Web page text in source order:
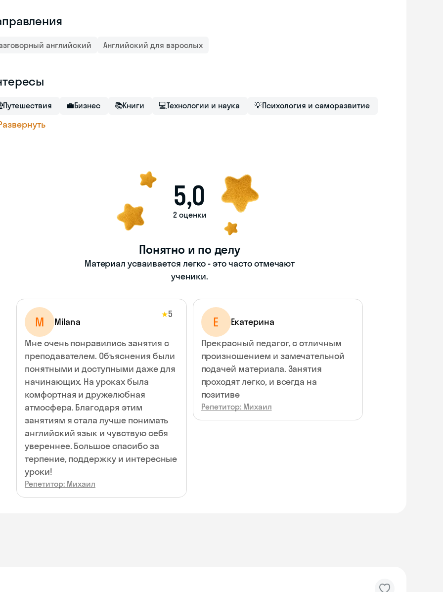
английский Английский для взрослых
Путешествия 💼Бизнес 📚Книги 💻Технологии и наука 💡Психология и саморазвитие
5,0
2 оценки
Понятно и по делу
Материал усваивается легко - это часто отмечают
ученики.
M Milana
★5
Мне очень понравились занятия с
преподавателем. Объяснения были
понятными и доступными даже для
начинающих. На уроках была
комфортная и дружелюбная
атмосфера. Благодаря этим
занятиям я стала лучше понимать
английский язык и чувствую себя
увереннее. Большое спасибо за
терпение, поддержку и интересные
уроки!
Репетитор: Михаил
Е
Екатерина
Прекрасный педагог, с отличным
произношением и замечательной
подачей материала. Занятия
проходят легко, и всегда на
позитиве
Репетитор: Михаил